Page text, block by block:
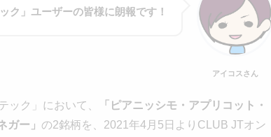
ク」ユーザーの皆様に朗報です！
アイコスさん
ック」において、
「ピアニッシモ・アプリコット・
ガー」 の2銘柄を、2021年4月5日よりCLUB JTオン